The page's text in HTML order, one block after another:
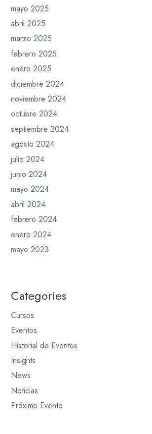
mayo 2025
abril 2025
marzo 2025
febrero 2025
enero 2025
diciembre 2024
noviembre 2024
octubre 2024
septiembre 2024
agosto 2024
julio 2024
junio 2024
mayo 2024
abril 2024
febrero 2024
enero 2024
mayo 2023
Categories
Cursos
Eventos
Historial de Eventos
Insights
News
Noticias
Próximo Evento